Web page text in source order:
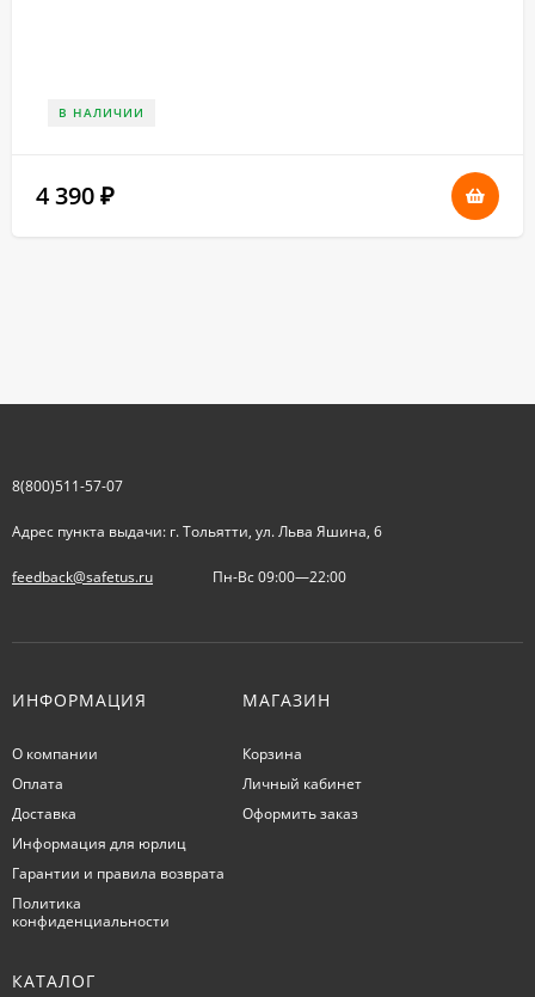
В НАЛИЧИИ
4 390 ₽
8(800)511-57-07
Адрес пункта выдачи: г. Тольятти, ул. Льва Яшина, 6
feedback@safetus.ru Пн-Вс 09:00—22:00
ИНФОРМАЦИЯ
О компании
Оплата
Доставка
Информация для юрлиц
Гарантии и правила возврата
Политика
конфиденциальности
МАГАЗИН
Корзина
Личный кабинет
Оформить заказ
КАТАЛОГ